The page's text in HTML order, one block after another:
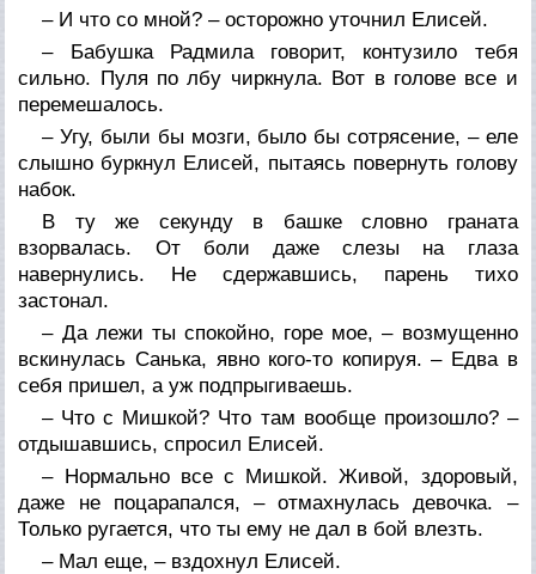
– И что со мной? – осторожно уточнил Елисей.
– Бабушка Радмила говорит, контузило тебя
сильно. Пуля по лбу чиркнула. Вот в голове все и
перемешалось.
– Угу, были бы мозги, было бы сотрясение, – еле
слышно буркнул Елисей, пытаясь повернуть голову
набок.
В ту же секунду в башке словно граната
взорвалась. От боли даже слезы на глаза
навернулись. Не сдержавшись, парень тихо
застонал.
– Да лежи ты спокойно, горе мое, – возмущенно
вскинулась Санька, явно кого-то копируя. – Едва в
себя пришел, а уж подпрыгиваешь.
– Что с Мишкой? Что там вообще произошло? –
отдышавшись, спросил Елисей.
– Нормально все с Мишкой. Живой, здоровый,
даже не поцарапался, – отмахнулась девочка. –
Только ругается, что ты ему не дал в бой влезть.
– Мал еще, – вздохнул Елисей.